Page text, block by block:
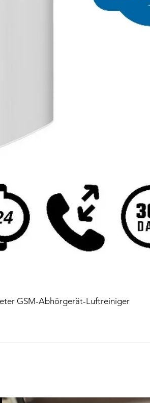
GSM-Abhörgerät-Luftreiniger